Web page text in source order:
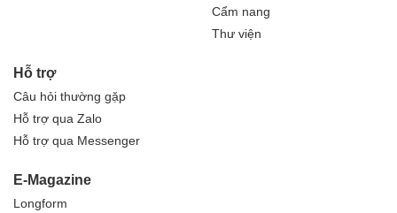
Cẩm nang
Thư viện
Hỗ trợ
Câu hỏi thường gặp
Hỗ trợ qua Zalo
Hỗ trợ qua Messenger
E-Magazine
Longform